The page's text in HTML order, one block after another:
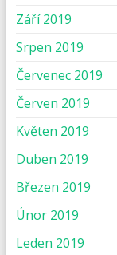
Září 2019
Srpen 2019
Červenec 2019
Červen 2019
Květen 2019
Duben 2019
Březen 2019
Únor 2019
Leden 2019